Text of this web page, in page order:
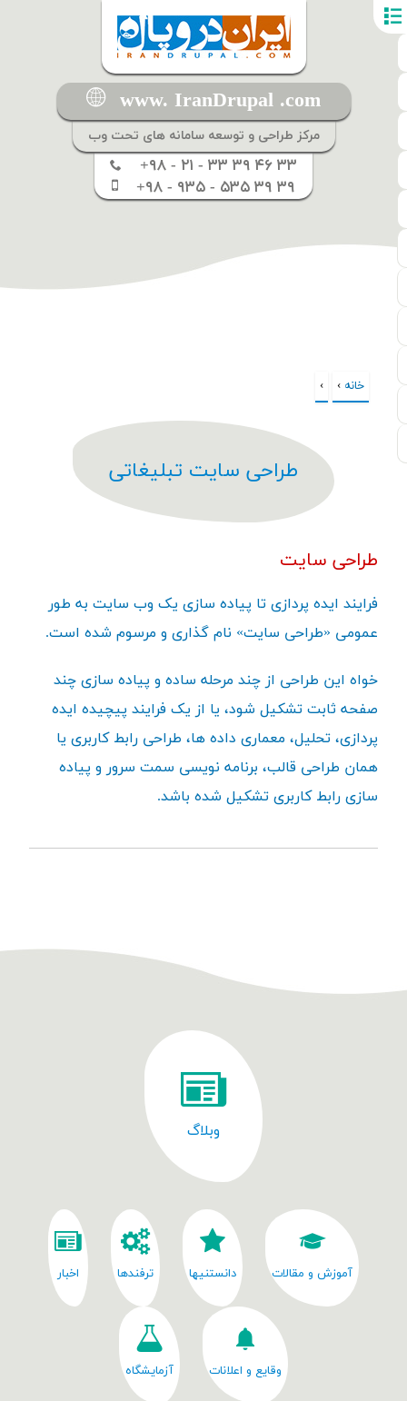
www. IranDrupal .com
مرکز طراحی و توسعه سامانه های تحت وب
+۹۸ - ۲۱ - ۳۳ ۳۹ ۴۶ ۳۳
+۹۸ - ۹۳۵ - ۵۳۵ ۳۹ ۳۹
شما اینجا هستید
خانه ›
›
طراحی سایت تبلیغاتی
طراحی سایت
فرایند ایده پردازی تا پیاده سازی یک وب سایت به طور
عمومی «طراحی سایت» نام گذاری و مرسوم شده است.
خواه این طراحی از چند مرحله ساده و پیاده سازی چند
صفحه ثابت تشکیل شود، یا از یک فرایند پیچیده ایده
پردازی، تحلیل، معماری داده ها، طراحی رابط کاربری یا
همان طراحی قالب، برنامه نویسی سمت سرور و پیاده
سازی رابط کاربری تشکیل شده باشد.
وبلاگ
آموزش و مقالات دانستنیها ترفندها اخبار
وقایع و اعلانات آزمایشگاه